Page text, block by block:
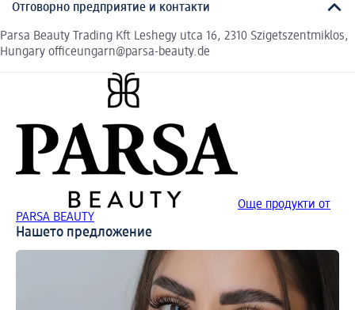
Отговорно предприятие и контакти
Parsa Beauty Trading Kft Leshegy utca 16, 2310 Szigetszentmiklos,
Hungary officeungarn@parsa-beauty.de
Още продукти от
PARSA BEAUTY
Нашето предложение